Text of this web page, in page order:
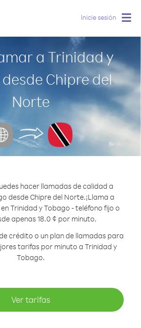
Inicie sesión
a Trinidad y
Chipre del
Norte
hacer llamadas de calidad a
desde Chipre del Norte.¡Llama a
Trinidad y Tobago - teléfono fijo o
apenas 18.0 ¢ por minuto.
crédito o un plan de llamadas para
tarifas por minuto a Trinidad y
Tobago.
Ver tarifas